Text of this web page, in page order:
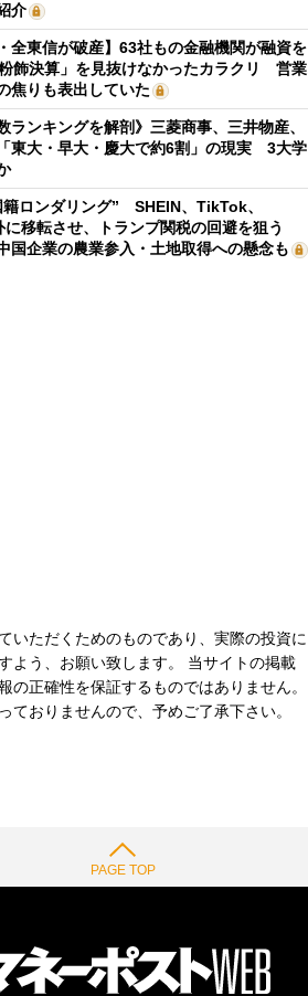
介
全東信が破産】63社もの金融機関が融資を
飾決算」を見抜けなかったカラクリ 営業
焦りも表出していた
ランキングを解剖》三菱商事、三井物産、
東大・早大・慶大で約6割」の現実 3大学
ロンダリング” SHEIN、TikTok、
移転させ、トランプ関税の回避を狙う
国企業の農業参入・土地取得への懸念も
いただくためのものであり、実際の投資に
よう、お願い致します。 当サイトの掲載
正確性を保証するものではありません。
おりませんので、予めご了承下さい。
PAGE TOP